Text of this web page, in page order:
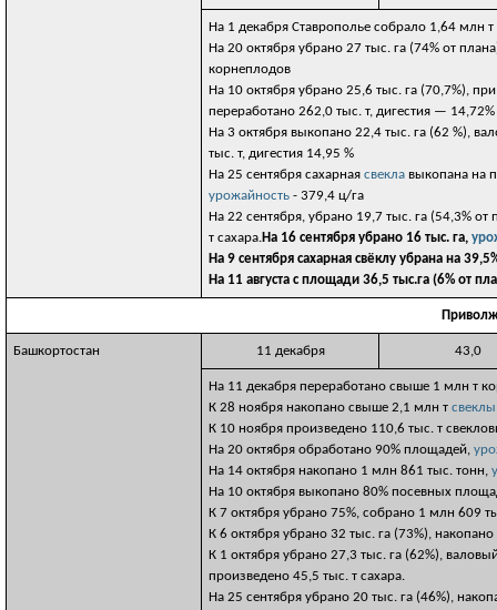
На 1 декабря Ставрополье собрало 1,64 млн т
На 20 октября убрано 27 тыс. га (74% от
корнеплодов
На 10 октября убрано 25,6 тыс. га (70,7%),
переработано 262,0 тыс. т, дигестия — 14,72%
На 3 октября выкопано 22,4 тыс. га (62 %),
тыс. т, дигестия 14,95 %
На 25 сентября сахарная свекла выкопана на
урожайность - 379,4 ц/га
На 22 сентября, убрано 19,7 тыс. га (54,3%
т сахара.На 16 сентября убрано 16 тыс. га,
На 9 сентября сахарная свёклу убрана на
На 11 августа с площади 36,5 тыс.га (6% от
Башкортостан 11 декабря 43,0
На 11 декабря переработано свыше 1 млн т
К 28 ноября накопано свыше 2,1 млн т свеклы
К 10 ноября произведено 110,6 тыс. т
На 20 октября обработано 90% площадей,
На 14 октября накопано 1 млн 861 тыс. тонн,
На 10 октября выкопано 80% посевных
К 7 октября убрано 75%, собрано 1 млн 609
К 6 октября убрано 32 тыс. га (73%),
К 1 октября убрано 27,3 тыс. га (62%),
произведено 45,5 тыс. т сахара.
На 25 сентября убрано 20 тыс. га (46%),